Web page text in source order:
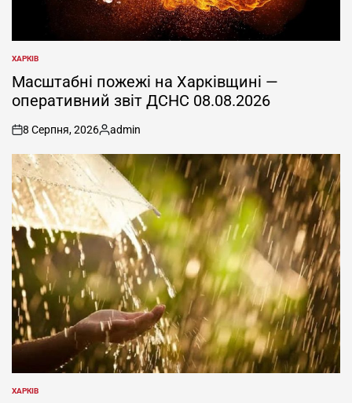
ОПУБЛІКУВАТИ
У
ХАРКІВ
Масштабні пожежі на Харківщині —
оперативний звіт ДСНС 08.08.2026
on
8 Серпня, 2026
Опубліковано
admin
ОПУБЛІКУВАТИ
ХАРКІВ